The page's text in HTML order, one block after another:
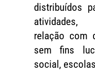
distribuídos
atividades,
relação com
sem fins
social,